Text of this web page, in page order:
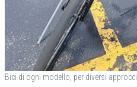
Bici di ogni modello, per diversi approcci